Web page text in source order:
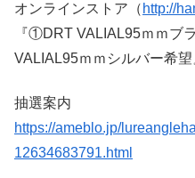
オンラインストア（ http://
『①DRT VALIAL95ｍｍブ
VALIAL95ｍｍシルバー希望
抽選案内
https://ameblo.jp/
12634683791.html